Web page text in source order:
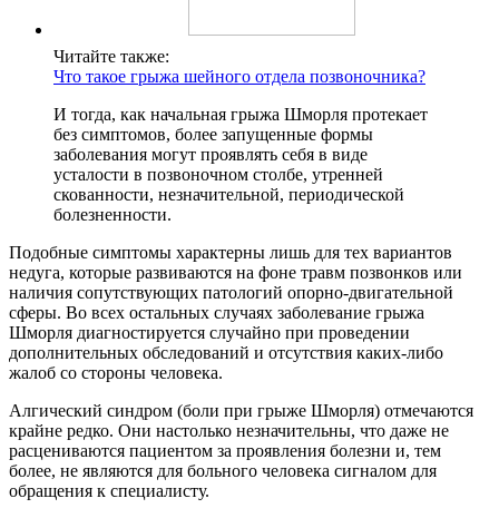
Читайте также:
Что такое грыжа шейного отдела позвоночника?
И тогда, как начальная грыжа Шморля протекает
без симптомов, более запущенные формы
заболевания могут проявлять себя в виде
усталости в позвоночном столбе, утренней
скованности, незначительной, периодической
болезненности.
Подобные симптомы характерны лишь для тех вариантов
недуга, которые развиваются на фоне травм позвонков или
наличия сопутствующих патологий опорно-двигательной
сферы. Во всех остальных случаях заболевание грыжа
Шморля диагностируется случайно при проведении
дополнительных обследований и отсутствия каких-либо
жалоб со стороны человека.
Алгический синдром (боли при грыже Шморля) отмечаются
крайне редко. Они настолько незначительны, что даже не
расцениваются пациентом за проявления болезни и, тем
более, не являются для больного человека сигналом для
обращения к специалисту.